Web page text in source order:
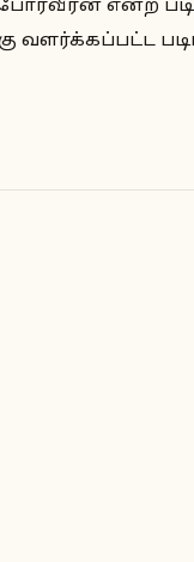
என்ற
வளர்க்கப்பட்ட